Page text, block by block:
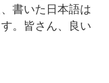
書いた日本語は
。皆さん、良い